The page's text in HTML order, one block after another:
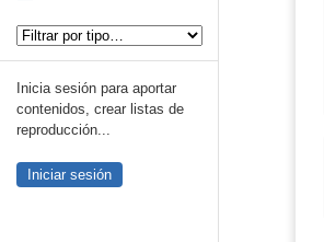
Inicia sesión para aportar
contenidos, crear listas de
reproducción...
Iniciar sesión